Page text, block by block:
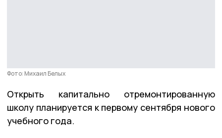
Фото: Михаил Белых
Открыть капитально отремонтированную
школу планируется к первому сентября нового
учебного года.